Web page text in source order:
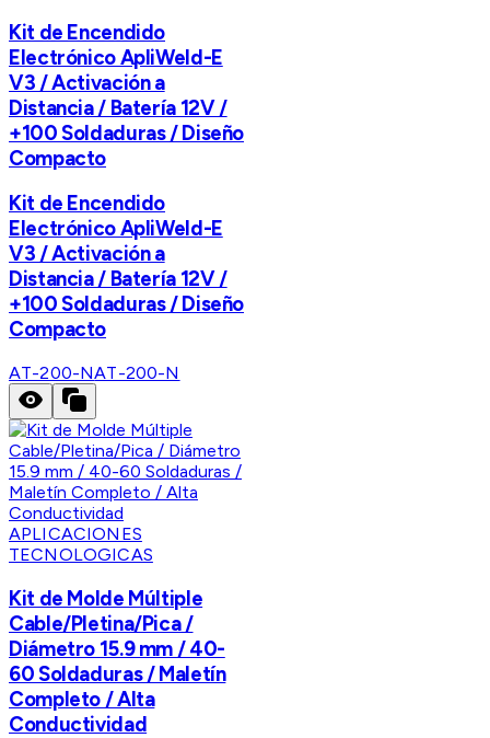
Kit de Encendido
Electrónico ApliWeld-E
V3 / Activación a
Distancia / Batería 12V /
+100 Soldaduras / Diseño
Compacto
Kit de Encendido
Electrónico ApliWeld-E
V3 / Activación a
Distancia / Batería 12V /
+100 Soldaduras / Diseño
Compacto
AT-200-NAT-200-N
APLICACIONES
TECNOLOGICAS
Kit de Molde Múltiple
Cable/Pletina/Pica /
Diámetro 15.9 mm / 40-
60 Soldaduras / Maletín
Completo / Alta
Conductividad